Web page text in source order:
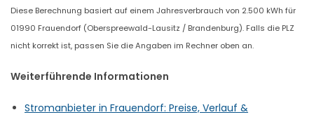
Diese Berechnung basiert auf einem Jahresverbrauch von 2.500 kWh für
01990 Frauendorf (Oberspreewald-Lausitz / Brandenburg). Falls die PLZ
nicht korrekt ist, passen Sie die Angaben im Rechner oben an.
Weiterführende Informationen
Stromanbieter in Frauendorf: Preise, Verlauf &